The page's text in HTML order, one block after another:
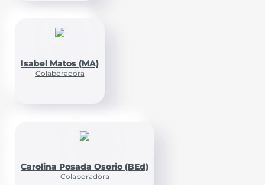
Isabel Matos (MA)
Colaboradora
Carolina Posada Osorio (BEd)
Colaboradora